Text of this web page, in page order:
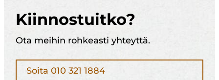
Kiinnostuitko?
Ota meihin rohkeasti yhteyttä.
Soita 010 321 1884